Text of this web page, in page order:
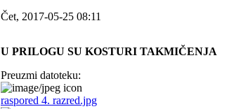
Čet, 2017-05-25 08:11
U PRILOGU SU KOSTURI TAKMIČENJA
Preuzmi datoteku:
raspored 4. razred.jpg